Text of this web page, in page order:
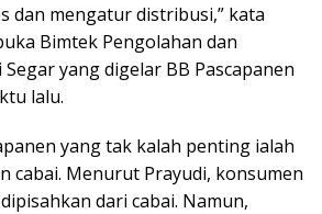
dan mengatur distribusi,” kata
Bimtek Pengolahan dan
yang digelar BB Pascapanen
lalu.
yang tak kalah penting ialah
cabai. Menurut Prayudi, konsumen
dari cabai. Namun,